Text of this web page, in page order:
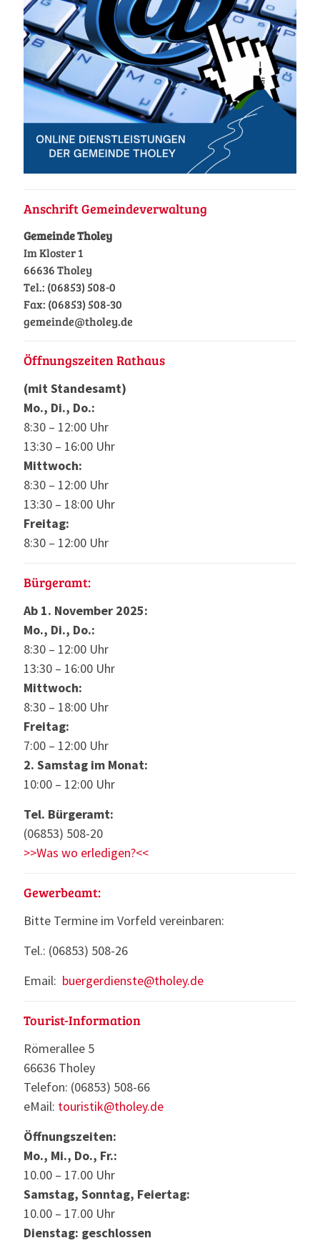
Anschrift Gemeindeverwaltung
Gemeinde Tholey
Im Kloster 1
66636 Tholey
Tel.: (06853) 508-0
Fax: (06853) 508-30
gemeinde@tholey.de
Öffnungszeiten Rathaus
(mit Standesamt)
Mo., Di., Do.:
8:30 – 12:00 Uhr
13:30 – 16:00 Uhr
Mittwoch:
8:30 – 12:00 Uhr
13:30 – 18:00 Uhr
Freitag:
8:30 – 12:00 Uhr
Bürgeramt:
Ab 1. November 2025:
Mo., Di., Do.:
8:30 – 12:00 Uhr
13:30 – 16:00 Uhr
Mittwoch:
8:30 – 18:00 Uhr
Freitag:
7:00 – 12:00 Uhr
2. Samstag im Monat:
10:00 – 12:00 Uhr
Tel. Bürgeramt:
(06853) 508-20
>>Was wo erledigen?<<
Gewerbeamt:
Bitte Termine im Vorfeld vereinbaren:
Tel.: (06853) 508-26
Email: buergerdienste@tholey.de
Tourist-Information
Römerallee 5
66636 Tholey
Telefon: (06853) 508-66
eMail: touristik@tholey.de
Öffnungszeiten:
Mo., Mi., Do., Fr.:
10.00 – 17.00 Uhr
Samstag, Sonntag, Feiertag:
10.00 – 17.00 Uhr
Dienstag: geschlossen